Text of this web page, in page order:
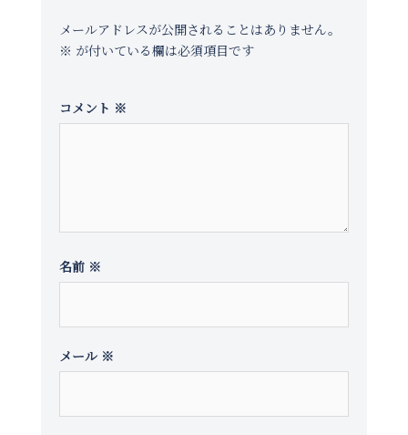
メールアドレスが公開されることはありません。
※ が付いている欄は必須項目です
コメント ※
名前 ※
メール ※